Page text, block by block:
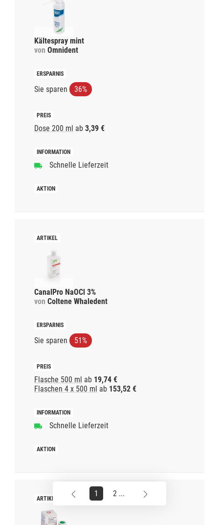
Kältespray mint
von Omnident
Sie sparen 36%
Dose 200 ml ab 3,39 €
Schnelle Lieferzeit
CanalPro NaOCl 3%
von Coltene Whaledent
Sie sparen 51%
Flasche 500 ml ab 19,74 €
Flaschen 4 x 500 ml ab 153,52 €
Schnelle Lieferzeit
1 2 ...